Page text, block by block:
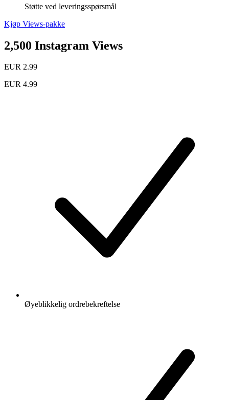
Støtte ved leveringsspørsmål
Kjøp Views-pakke
2,500 Instagram Views
EUR 2.99
EUR 4.99
Øyeblikkelig ordrebekreftelse